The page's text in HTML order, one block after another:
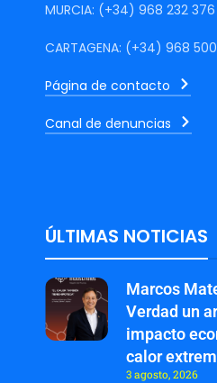
MURCIA: (+34) 968 232 376
CARTAGENA: (+34) 968
Página de contacto
Canal de denuncias
ÚLTIMAS NOTICIAS
Marcos
Verdad un
impacto
calor
3 agosto, 2026